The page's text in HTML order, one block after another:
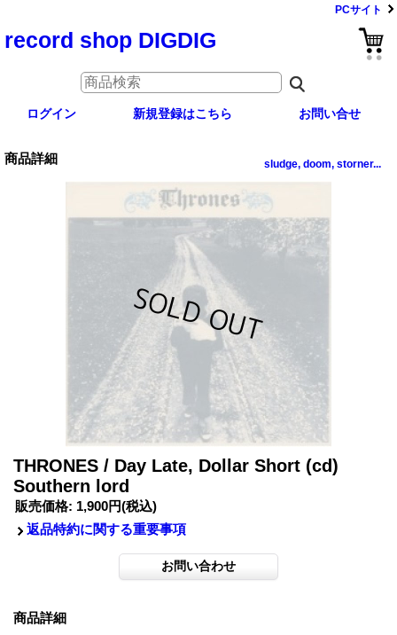
PCサイト
record shop DIGDIG
ログイン 新規登録はこちら お問い合せ
商品詳細 sludge, doom, storner...
THRONES / Day Late, Dollar Short (cd)
Southern lord
販売価格: 1,900円(税込)
返品特約に関する重要事項
商品詳細